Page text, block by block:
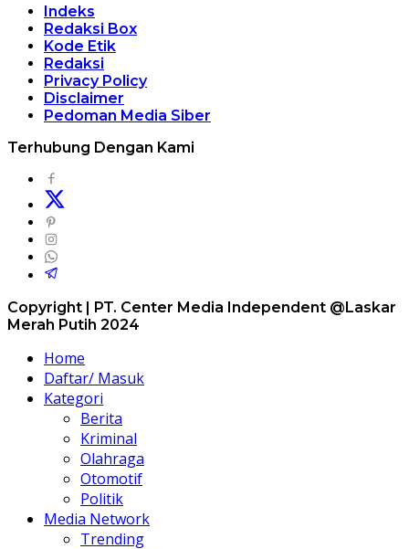
Indeks
Redaksi Box
Kode Etik
Redaksi
Privacy Policy
Disclaimer
Pedoman Media Siber
Terhubung Dengan Kami
Copyright | PT. Center Media Independent @Laskar
Merah Putih 2024
Home
Daftar/ Masuk
Kategori
Berita
Kriminal
Olahraga
Otomotif
Politik
Media Network
Trending